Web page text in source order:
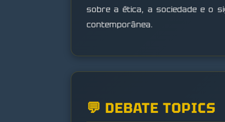
sobre a ética, a sociedade e o
contemporânea.
💬 DEBATE TOPICS